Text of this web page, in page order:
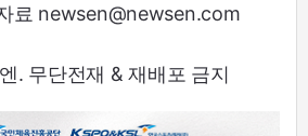
료 newsen@newsen.com
. 무단전재 & 재배포 금지